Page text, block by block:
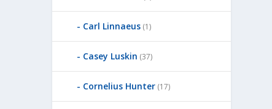
Carl Linnaeus (1)
Casey Luskin (37)
Cornelius Hunter (17)